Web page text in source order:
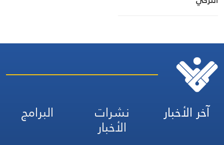
آخر الأخبار نشرات
الأخبار
البرامج